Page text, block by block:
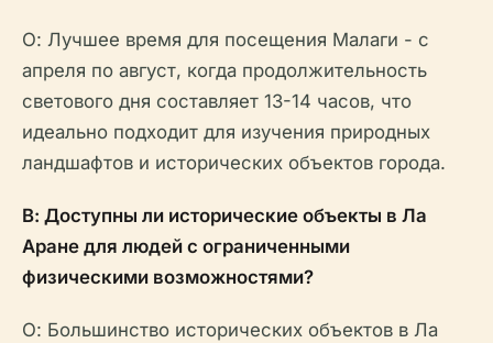
О: Лучшее время для посещения Малаги - с
апреля по август, когда продолжительность
светового дня составляет 13-14 часов, что
идеально подходит для изучения природных
ландшафтов и исторических объектов города.
В: Доступны ли исторические объекты в Ла
Аране для людей с ограниченными
физическими возможностями?
О: Большинство исторических объектов в Ла